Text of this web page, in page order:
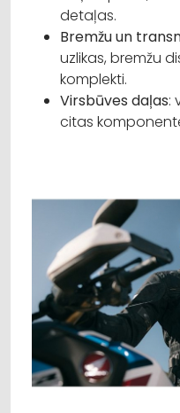
detaļas.
Bremžu un
uzlikas, bremžu
komplekti.
Virsbūves daļas:
citas